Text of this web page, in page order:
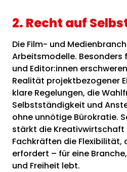
2. Recht auf
Die Film- und
Arbeitsmodelle. Besonders
und Editor:innen
Realität projektbezogener
klare Regelungen, die
Selbstständigkeit und
ohne unnötige Bürokratie.
stärkt die Kreativwirtschaft
Fachkräften die Flexibilität,
erfordert – für eine
und Freiheit lebt.